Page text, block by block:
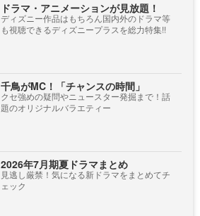
ドラマ・アニメーションが見放題！
ディズニー作品はもちろん国内外のドラマ等
も視聴できるディズニープラスを総力特集!!
千鳥がMC！「チャンスの時間」
クセ強めの疑問やニュースター発掘まで！話
題のオリジナルバラエティー
2026年7月期夏ドラマまとめ
見逃し厳禁！気になる新ドラマをまとめてチ
ェック